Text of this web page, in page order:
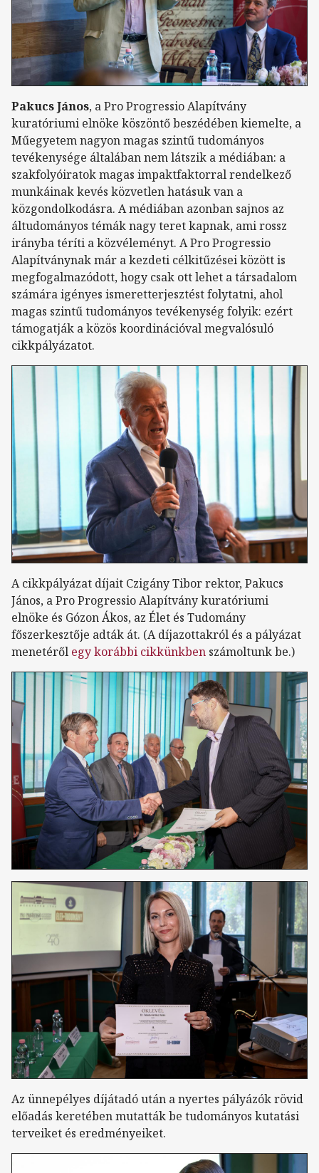
Pakucs János, a Pro Progressio Alapítvány
kuratóriumi elnöke köszöntő beszédében kiemelte, a
Műegyetem nagyon magas szintű tudományos
tevékenysége általában nem látszik a médiában: a
szakfolyóiratok magas impaktfaktorral rendelkező
munkáinak kevés közvetlen hatásuk van a
közgondolkodásra. A médiában azonban sajnos az
áltudományos témák nagy teret kapnak, ami rossz
irányba téríti a közvéleményt. A Pro Progressio
Alapítványnak már a kezdeti célkitűzései között is
megfogalmazódott, hogy csak ott lehet a társadalom
számára igényes ismeretterjesztést folytatni, ahol
magas szintű tudományos tevékenység folyik: ezért
támogatják a közös koordinációval megvalósuló
cikkpályázatot.
A cikkpályázat díjait Czigány Tibor rektor, Pakucs
János, a Pro Progressio Alapítvány kuratóriumi
elnöke és Gózon Ákos, az Élet és Tudomány
főszerkesztője adták át. (A díjazottakról és a pályázat
menetéről egy korábbi cikkünkben számoltunk be.)
Az ünnepélyes díjátadó után a nyertes pályázók rövid
előadás keretében mutatták be tudományos kutatási
terveiket és eredményeiket.